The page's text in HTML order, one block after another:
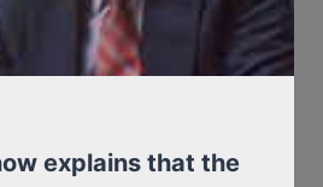
explains that the